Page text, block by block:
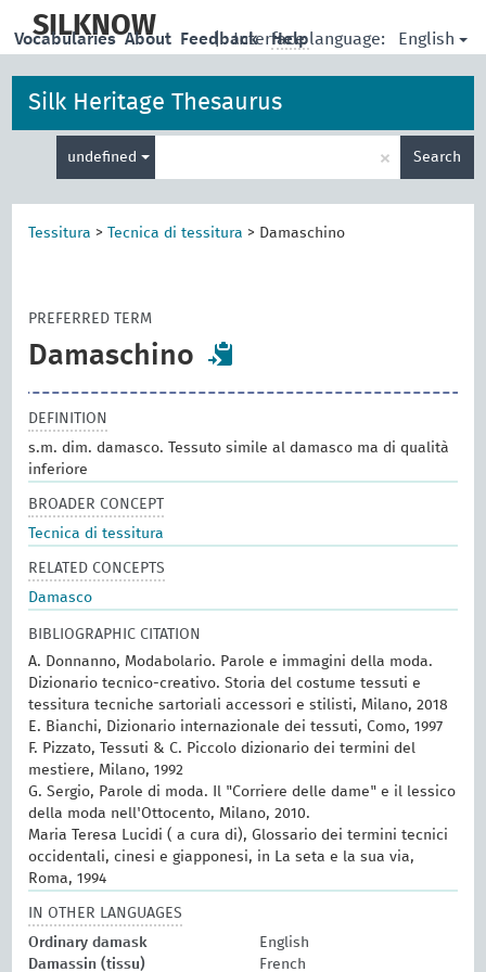
main
SILKNOW | Interface language: English
Vocabularies About Feedback Help
Silk Heritage Thesaurus
undefined × Search
Tessitura > Tecnica di tessitura > Damaschino
PREFERRED TERM
Damaschino
DEFINITION
s.m. dim. damasco. Tessuto simile al damasco ma di qualità
inferiore
BROADER CONCEPT
Tecnica di tessitura
RELATED CONCEPTS
Damasco
BIBLIOGRAPHIC CITATION
A. Donnanno, Modabolario. Parole e immagini della moda.
Dizionario tecnico-creativo. Storia del costume tessuti e
tessitura tecniche sartoriali accessori e stilisti, Milano, 2018
E. Bianchi, Dizionario internazionale dei tessuti, Como, 1997
F. Pizzato, Tessuti & C. Piccolo dizionario dei termini del
mestiere, Milano, 1992
G. Sergio, Parole di moda. Il "Corriere delle dame" e il lessico
della moda nell'Ottocento, Milano, 2010.
Maria Teresa Lucidi ( a cura di), Glossario dei termini tecnici
occidentali, cinesi e giapponesi, in La seta e la sua via,
Roma, 1994
IN OTHER LANGUAGES
Ordinary damask
English
Damassin (tissu)
French